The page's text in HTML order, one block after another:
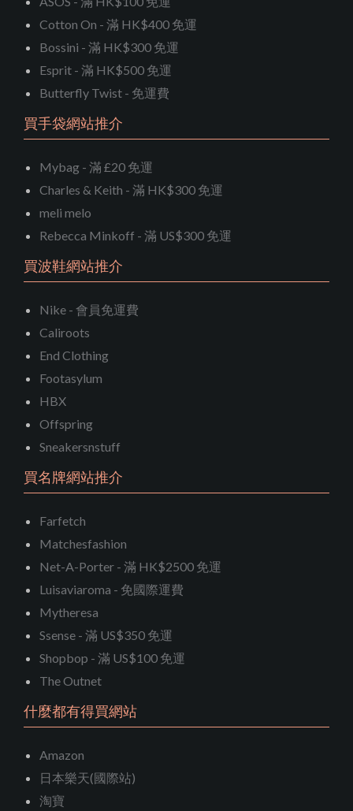
Cotton On - 滿 HK$400 免運
Bossini - 滿 HK$300 免運
Esprit - 滿 HK$500 免運
Butterfly Twist - 免運費
買手袋網站推介
Mybag - 滿 £20 免運
Charles & Keith - 滿 HK$300 免運
meli melo
Rebecca Minkoff - 滿 US$300 免運
買波鞋網站推介
Nike - 會員免運費
Caliroots
End Clothing
Footasylum
HBX
Offspring
Sneakersnstuff
買名牌網站推介
Farfetch
Matchesfashion
Net-A-Porter - 滿 HK$2500 免運
Luisaviaroma - 免國際運費
Mytheresa
Ssense - 滿 US$350 免運
Shopbop - 滿 US$100 免運
The Outnet
什麼都有得買網站
Amazon
日本樂天(國際站)
淘寶